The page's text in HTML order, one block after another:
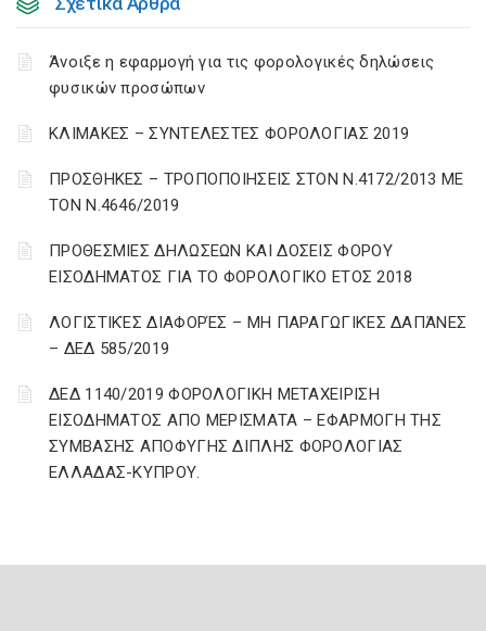
Άνοιξε η εφαρμογή για τις φορολογικές δηλώσεις
φυσικών προσώπων
ΚΛΙΜΑΚΕΣ – ΣΥΝΤΕΛΕΣΤΕΣ ΦΟΡΟΛΟΓΙΑΣ 2019
ΠΡΟΣΘΗΚΕΣ – ΤΡΟΠΟΠΟΙΗΣΕΙΣ ΣΤΟΝ Ν.4172/2013 ΜΕ
ΤΟΝ Ν.4646/2019
ΠΡΟΘΕΣΜΙΕΣ ΔΗΛΩΣΕΩΝ ΚΑΙ ΔΟΣΕΙΣ ΦΟΡΟΥ
ΕΙΣΟΔΗΜΑΤΟΣ ΓΙΑ ΤΟ ΦΟΡΟΛΟΓΙΚΟ ΕΤΟΣ 2018
ΛΟΓΙΣΤΙΚΈΣ ΔΙΑΦΟΡΈΣ – ΜΗ ΠΑΡΑΓΩΓΙΚΈΣ ΔΑΠΆΝΕΣ
– ΔΕΔ 585/2019
ΔΕΔ 1140/2019 ΦΟΡΟΛΟΓΙΚΗ ΜΕΤΑΧΕΙΡΙΣΗ
ΕΙΣΟΔΗΜΑΤΟΣ ΑΠΟ ΜΕΡΙΣΜΑΤΑ – ΕΦΑΡΜΟΓΗ ΤΗΣ
ΣΥΜΒΑΣΗΣ ΑΠΟΦΥΓΗΣ ΔΙΠΛΗΣ ΦΟΡΟΛΟΓΙΑΣ
ΕΛΛΑΔΑΣ-ΚΥΠΡΟΥ.